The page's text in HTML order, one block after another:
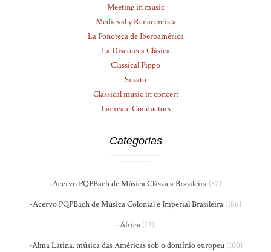
Meeting in music
Medieval y Renacentista
La Fonoteca de Iberoamérica
La Discoteca Clásica
Classical Pippo
Susato
Classical music in concert
Laureate Conductors
Categorias
-Acervo PQPBach de Música Clássica Brasileira (37)
-Acervo PQPBach de Música Colonial e Imperial Brasileira (186)
-África (12)
-Alma Latina: música das Américas sob o domínio europeu(100)